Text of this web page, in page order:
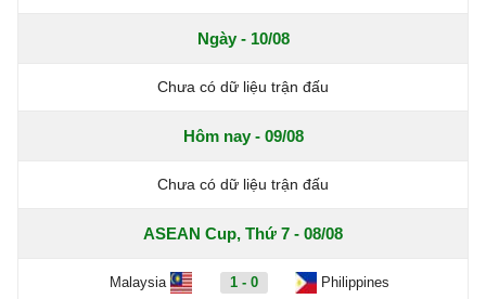
Ngày - 10/08
Chưa có dữ liệu trận đấu
Hôm nay - 09/08
Chưa có dữ liệu trận đấu
ASEAN Cup, Thứ 7 - 08/08
Malaysia 1 - 0 Philippines